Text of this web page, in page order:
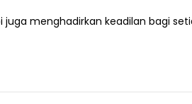
menghadirkan keadilan bagi